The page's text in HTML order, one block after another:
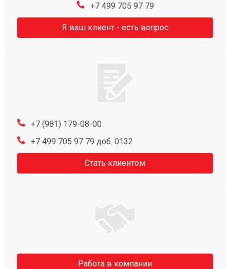
+7 499 705 97 79
Я ваш клиент - есть вопрос
+7 (981) 179-08-00
+7 499 705 97 79 доб. 0132
Стать клиентом
Работа в компании